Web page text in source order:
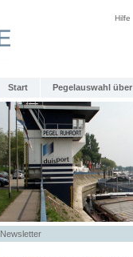
Hilfe
Start Pegelauswahl
Newsletter